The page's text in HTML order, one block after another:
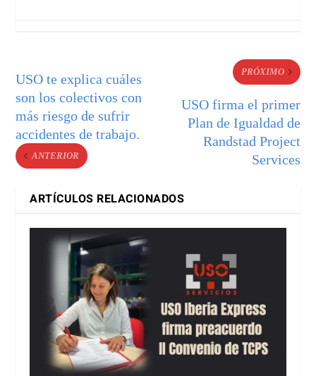
USO te explica cuáles
son los colectivos con
más riesgo de sufrir
accidentes de trabajo.
ANTERIOR
PRÓXIMO
USO firma el primer
Plan de Igualdad de
Randstad Project
Services
ARTÍCULOS RELACIONADOS